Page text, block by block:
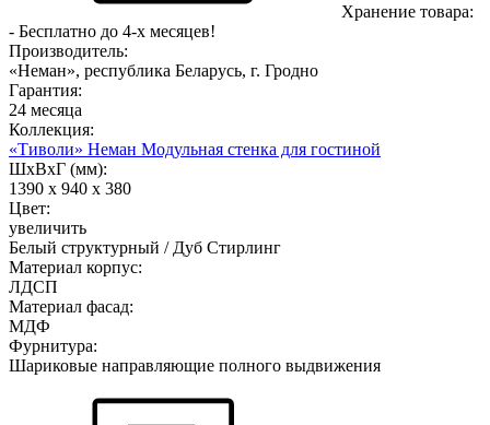
Хранение товара:
- Бесплатно до 4-х месяцев!
Производитель:
«Неман», республика Беларусь, г. Гродно
Гарантия:
24 месяца
Коллекция:
«Тиволи» Неман Модульная стенка для гостиной
ШхВхГ (мм):
1390 х 940 х 380
Цвет:
увеличить
Белый структурный / Дуб Стирлинг
Материал корпус:
ЛДСП
Материал фасад:
МДФ
Фурнитура:
Шариковые направляющие полного выдвижения